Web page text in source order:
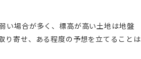
い場合が多く、標高が高い土地は地盤
り寄せ、ある程度の予想を立てることは